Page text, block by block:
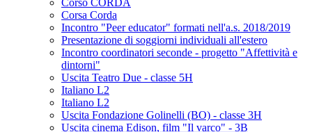
Corso CORDA
Corsa Corda
Incontro "Peer educator" formati nell'a.s. 2018/2019
Presentazione di soggiorni individuali all'estero
Incontro coordinatori seconde - progetto "Affettività e
dintorni"
Uscita Teatro Due - classe 5H
Italiano L2
Italiano L2
Uscita Fondazione Golinelli (BO) - classe 3H
Uscita cinema Edison, film "Il varco" - 3B